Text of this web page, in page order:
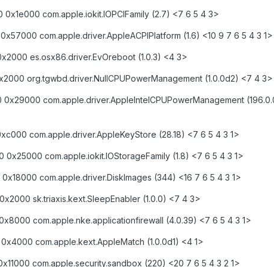
com.apple.iokit.IOPCIFamily (2.7) <7 6 5 4 3>
com.apple.driver.AppleACPIPlatform (1.6) <10 9 7 6 5 4 3 1>
es.osx86.driver.EvOreboot (1.0.3) <4 3>
org.tgwbd.driver.NullCPUPowerManagement (1.0.0d2) <7 4 3>
com.apple.driver.AppleIntelCPUPowerManagement
com.apple.driver.AppleKeyStore (28.18) <7 6 5 4 3 1>
com.apple.iokit.IOStorageFamily (1.8) <7 6 5 4 3 1>
com.apple.driver.DiskImages (344) <16 7 6 5 4 3 1>
sk.triaxis.kext.SleepEnabler (1.0.0) <7 4 3>
com.apple.nke.applicationfirewall (4.0.39) <7 6 5 4 3 1>
com.apple.kext.AppleMatch (1.0.0d1) <4 1>
com.apple.security.sandbox (220) <20 7 6 5 4 3 2 1>